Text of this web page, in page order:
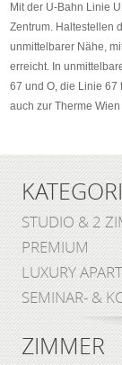
Mit der U-Bahn Linie
Zentrum. Haltestellen
unmittelbarer Nähe,
erreicht. In
67 und O, die Linie 67
auch zur Therme
STUDIO & 2
PREMIUM
LUXURY
SEMINAR- &
ZIMMER